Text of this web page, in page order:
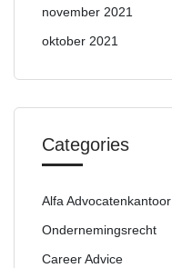
november 2021
oktober 2021
Categories
Alfa Advocatenkantoor
Ondernemingsrecht
Career Advice